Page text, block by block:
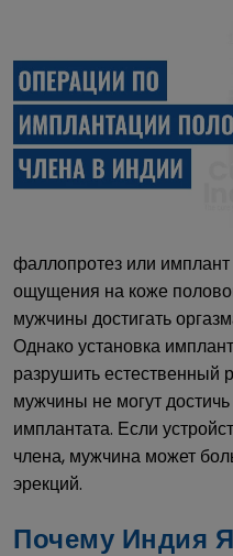
фаллопротез или
ощущения на коже
мужчины достигать
Однако установка
разрушить естественный
мужчины не могут
имплантата. Если
члена, мужчина может
эрекций.
Почему Индия